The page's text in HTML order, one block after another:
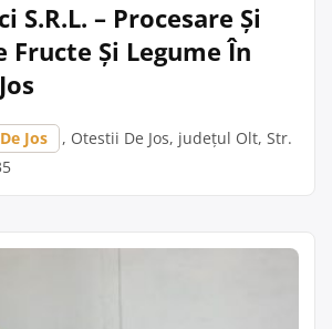
S.R.L. – Procesare Și
Fructe Și Legume În
Jos
, Otestii De Jos, județul Olt, Str.